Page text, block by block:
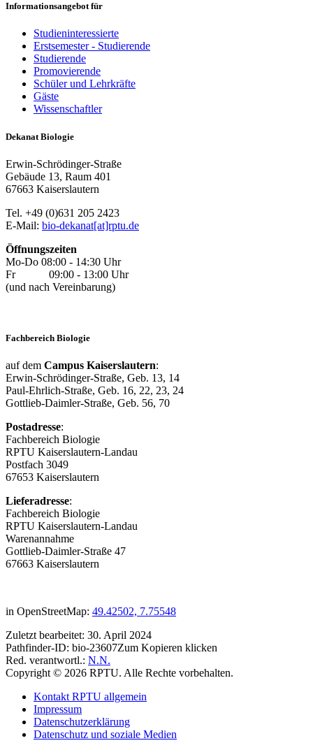
Informationsangebot für
Studieninteressierte
Erstsemester - Studierende
Studierende
Promovierende
Schüler und Lehrkräfte
Gäste
Wissenschaftler
Dekanat Biologie
Erwin-Schrödinger-Straße
Gebäude 13, Raum 401
67663 Kaiserslautern
Tel. +49 (0)631 205 2423
E-Mail: bio-dekanat[at]rptu.de
Öffnungszeiten
Mo-Do 08:00 - 14:30 Uhr
Fr 09:00 - 13:00 Uhr
(und nach Vereinbarung)
Fachbereich Biologie
auf dem Campus Kaiserslautern:
Erwin-Schrödinger-Straße, Geb. 13, 14
Paul-Ehrlich-Straße, Geb. 16, 22, 23, 24
Gottlieb-Daimler-Straße, Geb. 56, 70
Postadresse:
Fachbereich Biologie
RPTU Kaiserslautern-Landau
Postfach 3049
67653 Kaiserslautern
Lieferadresse:
Fachbereich Biologie
RPTU Kaiserslautern-Landau
Warenannahme
Gottlieb-Daimler-Straße 47
67663 Kaiserslautern
in OpenStreetMap: 49.42502, 7.75548
Zuletzt bearbeitet: 30. April 2024
Pathfinder-ID: bio-23607Zum Kopieren klicken
Red. verantwortl.: N.N.
Copyright © 2026 RPTU. Alle Rechte vorbehalten.
Kontakt RPTU allgemein
Impressum
Datenschutzerklärung
Datenschutz und soziale Medien